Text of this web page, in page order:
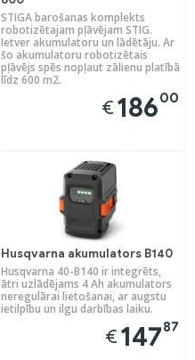
STIGA barošanas komplekts
robotizētajam pļāvējam STIG.
Ietver akumulatoru un lādētāju. Ar
šo akumulatoru robotizētais
pļāvējs spēs nopļaut zālienu platībā
līdz 600 m2.
€18600
Husqvarna akumulators B140
Husqvarna 40-B140 ir integrēts,
ātri uzlādējams 4 Ah akumulators
neregulārai lietošanai, ar augstu
ietilpību un ilgu darbības laiku.
€14787